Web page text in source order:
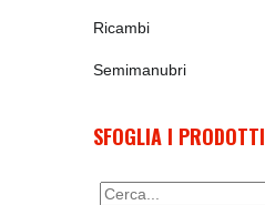
Ricambi
Semimanubri
SFOGLIA I PRODOTTI